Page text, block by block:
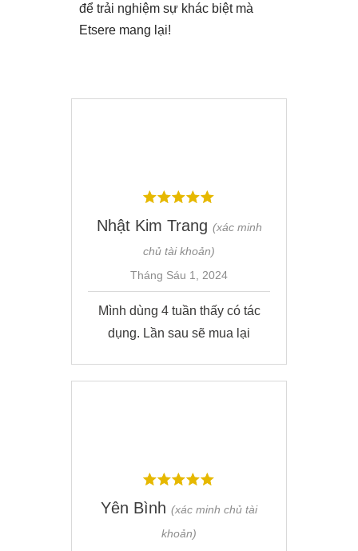
để trải nghiệm sự khác biệt mà
Etsere mang lại!
Nhật Kim Trang (xác minh
chủ tài khoản)
Tháng Sáu 1, 2024
Mình dùng 4 tuần thấy có tác
dụng. Lần sau sẽ mua lại
Yên Bình (xác minh chủ tài
khoản)